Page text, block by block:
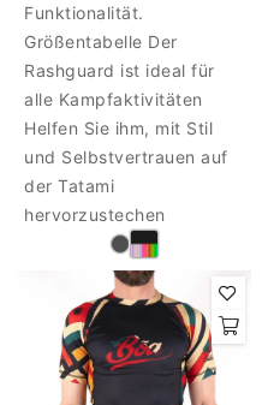
Funktionalität.
Größentabelle Der
Rashguard ist ideal für
alle Kampfaktivitäten
Helfen Sie ihm, mit Stil
und Selbstvertrauen auf
der Tatami
hervorzustechen